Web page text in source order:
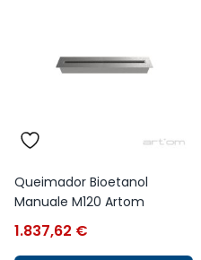
Queimador Bioetanol
Manuale M120 Artom
1.837,62 €